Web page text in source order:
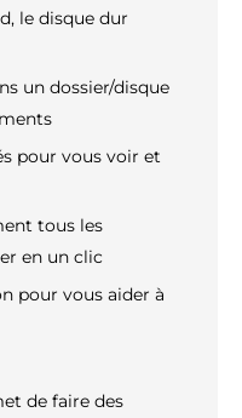
le disque dur
un dossier/disque
pour vous voir et
tous les
en un clic
pour vous aider à
de faire des